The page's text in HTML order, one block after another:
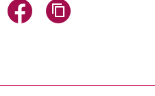
E-Mail teilen
Seite über WhatsApp teilen
Seite über Facebook